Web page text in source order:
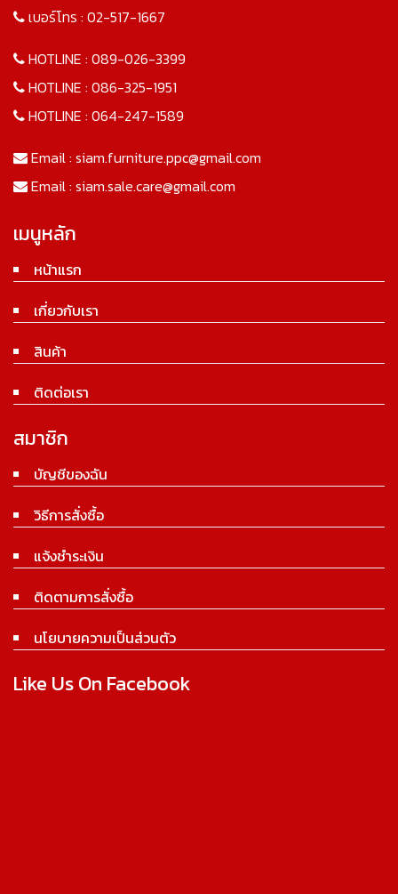
เบอร์โทร : 02-517-1667
HOTLINE : 089-026-3399
HOTLINE : 086-325-1951
HOTLINE : 064-247-1589
Email : siam.furniture.ppc@gmail.com
Email : siam.sale.care@gmail.com
เมนูหลัก
หน้าแรก
เกี่ยวกับเรา
สินค้า
ติดต่อเรา
สมาชิก
บัญชีของฉัน
วิธีการสั่งซื้อ
แจ้งชำระเงิน
ติดตามการสั่งซื้อ
นโยบายความเป็นส่วนตัว
Like Us On Facebook